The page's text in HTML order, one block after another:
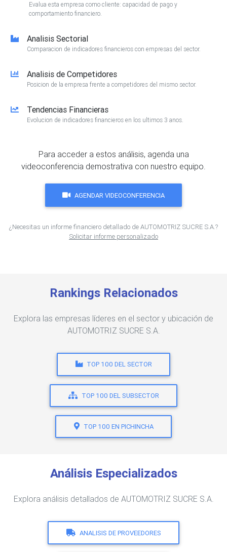
Evalua esta empresa como cliente: capacidad de pago y
comportamiento financiero.
Analisis Sectorial
Comparacion de indicadores financieros con empresas del sector.
Analisis de Competidores
Posicion de la empresa frente a competidores del mismo sector.
Tendencias Financieras
Evolucion de indicadores financieros en los ultimos 3 anos.
Para acceder a estos análisis, agenda una
videoconferencia demostrativa con nuestro equipo.
AGENDAR VIDEOCONFERENCIA
¿Necesitas un informe financiero detallado de AUTOMOTRIZ SUCRE S.A.?
Solicitar informe personalizado
Rankings Relacionados
Explora las empresas líderes en el sector y ubicación de
AUTOMOTRIZ SUCRE S.A.
TOP 100 DEL SECTOR
TOP 100 DEL SUBSECTOR
TOP 100 EN PICHINCHA
Análisis Especializados
Explora análisis detallados de AUTOMOTRIZ SUCRE S.A.
ANALISIS DE PROVEEDORES